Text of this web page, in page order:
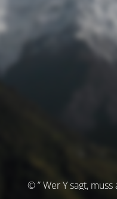
© ” Wer Y sagt,